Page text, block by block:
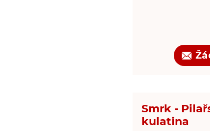
Smrk -
kulatina